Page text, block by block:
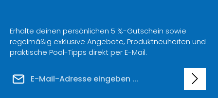
Erhalte deinen persönlichen 5 %-Gutschein sowie
regelmäßig exklusive Angebote, Produktneuheiten und
praktische Pool-Tipps direkt per E-Mail.